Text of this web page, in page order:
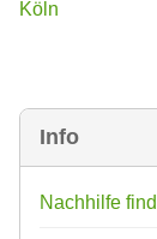
Info
Nachhilfe
Köln